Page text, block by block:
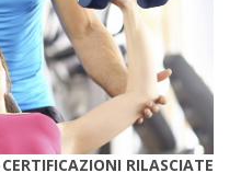
RILASCIATE